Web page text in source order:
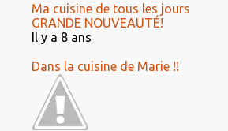
Ma cuisine de tous les jours
GRANDE NOUVEAUTÉ!
Il y a 8 ans
Dans la cuisine de Marie !!